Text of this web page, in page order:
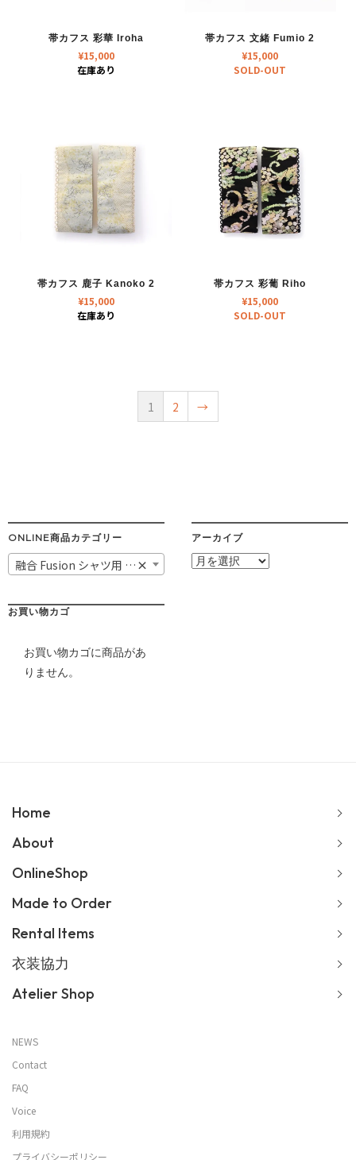
帯カフス 彩華 Iroha
¥15,000
在庫あり
帯カフス 文緒 Fumio 2
¥15,000
SOLD-OUT
帯カフス 鹿子 Kanoko 2
¥15,000
在庫あり
帯カフス 彩葡 Riho
¥15,000
SOLD-OUT
1 2 →
ONLINE商品カテゴリー
×
融合 Fusion シャツ用 帯カフス
アーカイブ
ア
ー
お買い物カゴ
お買い物カゴに商品があ
りません。
Home
About
OnlineShop
Made to Order
Rental Items
衣装協力
Atelier Shop
NEWS
Contact
FAQ
Voice
利用規約
プライバシーポリシー